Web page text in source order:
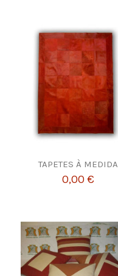
TAPETES À MEDIDA
0,00 €